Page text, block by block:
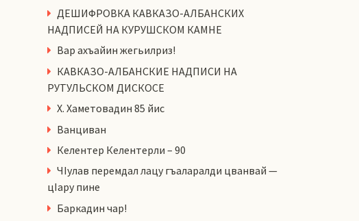
ДЕШИФРОВКА КАВКАЗО-АЛБАНСКИХ
НАДПИСЕЙ НА КУРУШСКОМ КАМНЕ
Вар ахъайин жегьилриз!
КАВКАЗО-АЛБАНСКИЕ НАДПИСИ НА
РУТУЛЬСКОМ ДИСКОСЕ
Х. Хаметовадин 85 йис
Ванциван
Келентер Келентерли – 90
ЧIулав перемдал лацу гъаларалди цванвай —
цIару пине
Баркадин чар!